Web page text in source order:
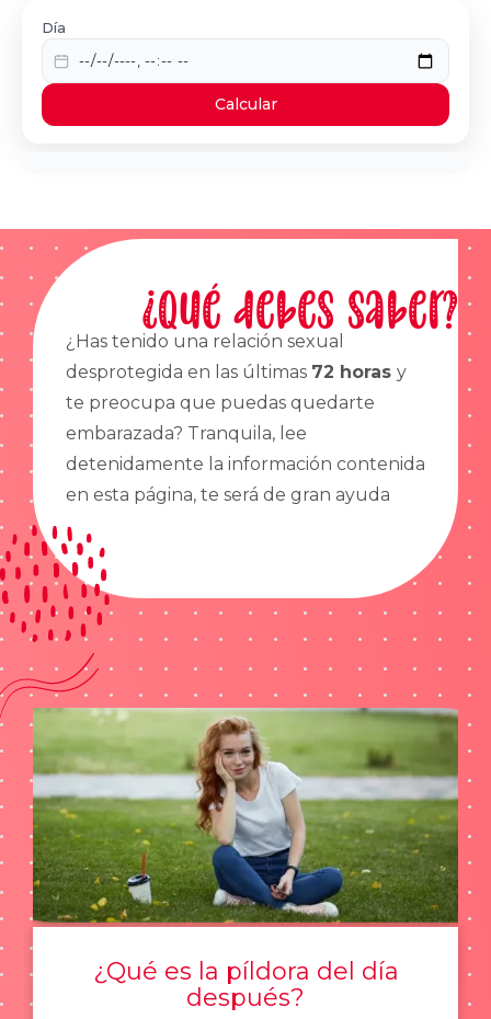
Día
Calcular
¿Qué debes saber?
¿Has tenido una relación sexual
desprotegida en las últimas 72 horas y
te preocupa que puedas quedarte
embarazada? Tranquila, lee
detenidamente la información contenida
en esta página, te será de gran ayuda
¿Qué es la píldora del día
después?